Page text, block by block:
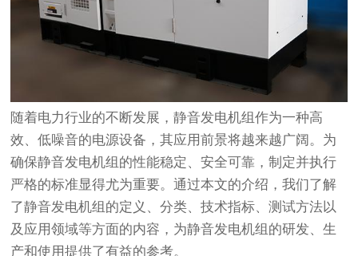
随着电力行业的不断发展，静音发电机组作为一种高
效、低噪音的电源设备，其应用前景将越来越广阔。为
确保静音发电机组的性能稳定、安全可靠，制定并执行
严格的标准显得尤为重要。通过本文的介绍，我们了解
了静音发电机组的定义、分类、技术指标、测试方法以
及应用领域等方面的内容，为静音发电机组的研发、生
产和使用提供了有益的参考。